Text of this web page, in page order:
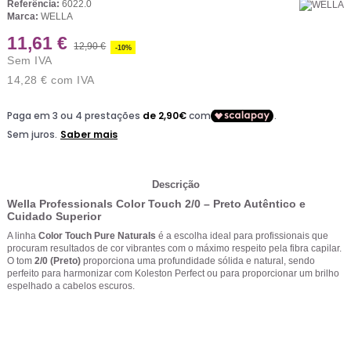
Referência: 6022.0
Marca: WELLA
11,61 € 12,90 € -10%
Sem IVA
14,28 € com IVA
Descrição
Wella Professionals Color Touch 2/0 – Preto Autêntico e
Cuidado Superior
A linha Color Touch Pure Naturals é a escolha ideal para profissionais que
procuram resultados de cor vibrantes com o máximo respeito pela fibra capilar.
O tom 2/0 (Preto) proporciona uma profundidade sólida e natural, sendo
perfeito para harmonizar com Koleston Perfect ou para proporcionar um brilho
espelhado a cabelos escuros.